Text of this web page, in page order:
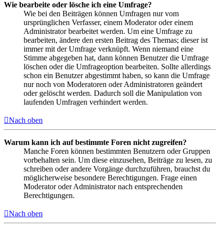
Wie bearbeite oder lösche ich eine Umfrage?
Wie bei den Beiträgen können Umfragen nur vom
ursprünglichen Verfasser, einem Moderator oder einem
Administrator bearbeitet werden. Um eine Umfrage zu
bearbeiten, ändere den ersten Beitrag des Themas; dieser ist
immer mit der Umfrage verknüpft. Wenn niemand eine
Stimme abgegeben hat, dann können Benutzer die Umfrage
löschen oder die Umfrageoption bearbeiten. Sollte allerdings
schon ein Benutzer abgestimmt haben, so kann die Umfrage
nur noch von Moderatoren oder Administratoren geändert
oder gelöscht werden. Dadurch soll die Manipulation von
laufenden Umfragen verhindert werden.
Nach oben
Warum kann ich auf bestimmte Foren nicht zugreifen?
Manche Foren können bestimmten Benutzern oder Gruppen
vorbehalten sein. Um diese einzusehen, Beiträge zu lesen, zu
schreiben oder andere Vorgänge durchzuführen, brauchst du
möglicherweise besondere Berechtigungen. Frage einen
Moderator oder Administrator nach entsprechenden
Berechtigungen.
Nach oben